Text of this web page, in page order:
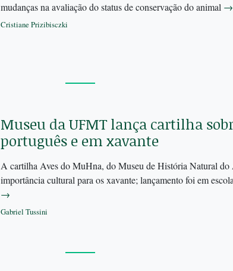
mudanças na avaliação do status de conservação do animal →
Cristiane Prizibisczki
Museu da UFMT lança cartilha
português e em xavante
A cartilha Aves do MuHna, do Museu de História Natural do
importância cultural para os xavante; lançamento foi em
→
Gabriel Tussini